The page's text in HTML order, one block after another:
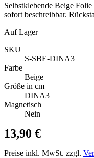
Selbstklebende Beige
sofort beschreibbar.
Auf Lager
SKU
S-SBE-DINA3
Farbe
Beige
Größe in cm
DINA3
Magnetisch
Nein
13,90 €
Preise inkl. MwSt. zzgl.